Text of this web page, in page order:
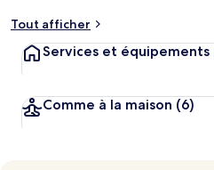
Tout afficher
Services et équipements
Comme à la maison (6)